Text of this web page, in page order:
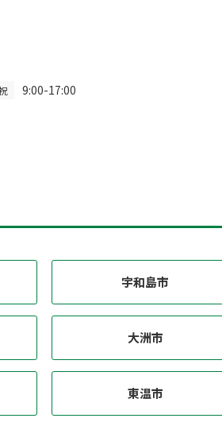
9:00-17:00
宇和島市
大洲市
東温市